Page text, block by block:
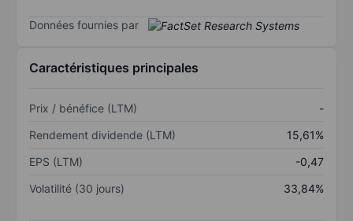
Données fournies par
Caractéristiques principales
Prix / bénéfice (LTM)
-
Rendement dividende (LTM)
15,61%
EPS (LTM)
-0,47
Volatilité (30 jours)
33,84%